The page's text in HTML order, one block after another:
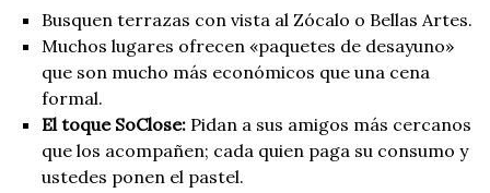
Busquen terrazas con vista al Zócalo o Bellas Artes.
Muchos lugares ofrecen «paquetes de desayuno»
que son mucho más económicos que una cena
formal.
El toque SoClose: Pidan a sus amigos más cercanos
que los acompañen; cada quien paga su consumo y
ustedes ponen el pastel.